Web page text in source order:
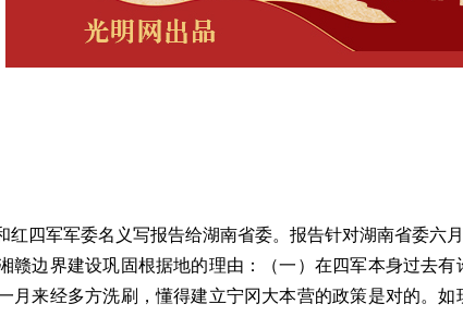
军军委名义写报告给湖南省委。报告针对湖南省委六
赣边界建设巩固根据地的理由：（一）在四军本身过去
月来经多方洗刷，懂得建立宁冈大本营的政策是对的。